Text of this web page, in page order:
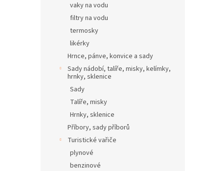
vaky na vodu
filtry na vodu
termosky
likérky
Hrnce, pánve, konvice a sady
Sady nádobí, talíře, misky, kelímky,
hrnky, sklenice
Sady
Talíře, misky
Hrnky, sklenice
Příbory, sady příborů
Turistické vařiče
plynové
benzinové